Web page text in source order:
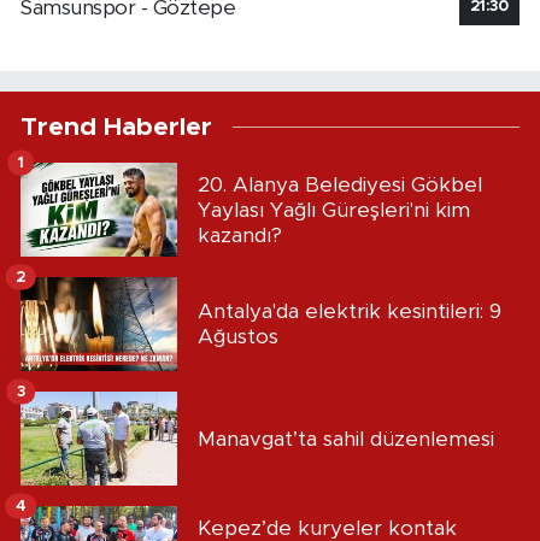
Samsunspor - Göztepe
21:30
Trend Haberler
20. Alanya Belediyesi Gökbel
Yaylası Yağlı Güreşleri'ni kim
kazandı?
1
Antalya'da elektrik kesintileri: 9
Ağustos
2
Manavgat’ta sahil düzenlemesi
3
Kepez’de kuryeler kontak
4